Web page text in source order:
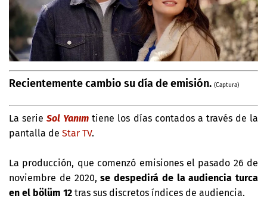
Recientemente cambio su día de emisión. (Captura)
La serieSol Yanım tiene los días contados a través de la
pantalla de Star TV.
La producción, que comenzó emisiones el pasado 26 de
noviembre de 2020,se despedirá de la audiencia turca
en el bölüm 12 tras sus discretos índices de audiencia.